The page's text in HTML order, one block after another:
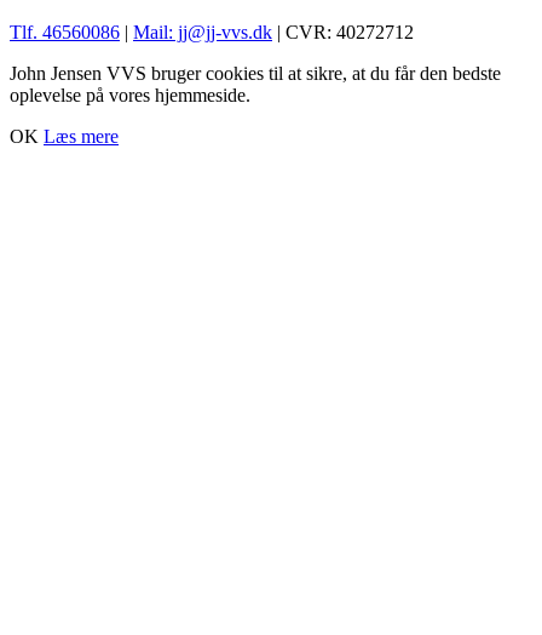
Tlf. 46560086 | Mail: jj@jj-vvs.dk | CVR: 40272712
John Jensen VVS bruger cookies til at sikre, at du får den bedste
oplevelse på vores hjemmeside.
OK Læs mere